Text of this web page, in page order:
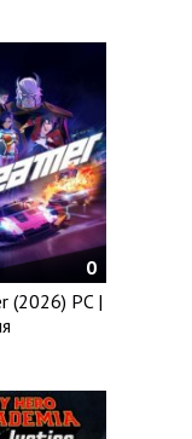
0
(2026) PC |